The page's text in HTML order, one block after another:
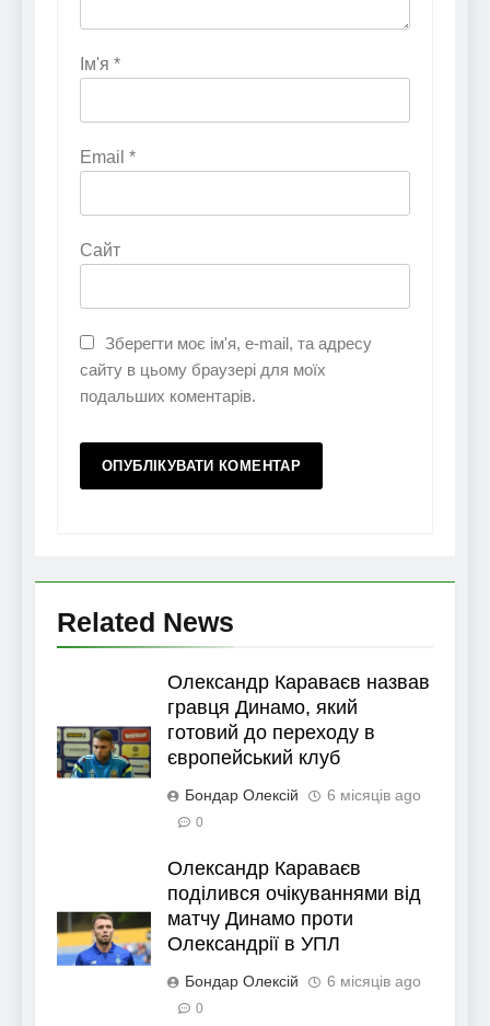
Ім'я *
Email *
Сайт
Зберегти моє ім'я, e-mail, та адресу
сайту в цьому браузері для моїх
подальших коментарів.
Related News
Олександр Караваєв назвав
гравця Динамо, який
готовий до переходу в
європейський клуб
Бондар Олексій 6 місяців ago
0
Олександр Караваєв
поділився очікуваннями від
матчу Динамо проти
Олександрії в УПЛ
Бондар Олексій 6 місяців ago
0